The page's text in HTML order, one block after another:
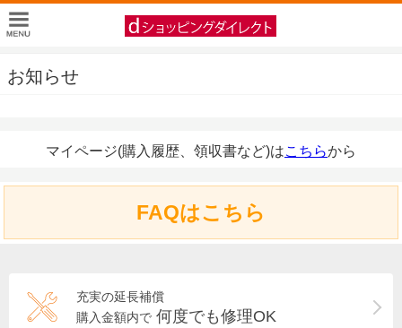
お知らせ
マイページ(購入履歴、領収書など)はこちらから
FAQはこちら
充実の延長補償
購入金額内で 何度でも修理OK